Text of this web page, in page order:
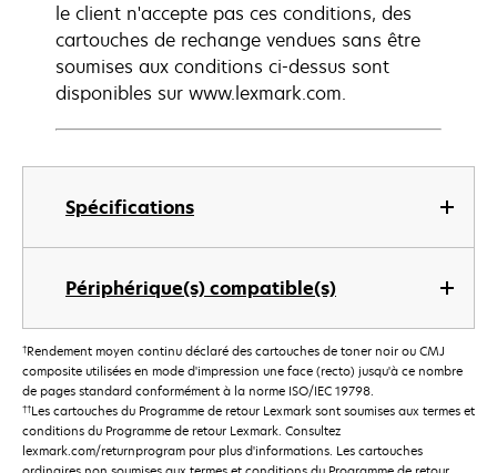
Spécifications
Périphérique(s) compatible(s)
le client n'accepte pas ces conditions, des
cartouches de rechange vendues sans être
soumises aux conditions ci-dessus sont
disponibles sur www.lexmark.com.
†Rendement moyen continu déclaré des cartouches de toner noir ou CMJ
composite utilisées en mode d'impression une face (recto) jusqu'à ce nombre
de pages standard conformément à la norme ISO/IEC 19798.
††Les cartouches du Programme de retour Lexmark sont soumises aux termes et
conditions du Programme de retour Lexmark. Consultez
lexmark.com/returnprogram pour plus d'informations. Les cartouches